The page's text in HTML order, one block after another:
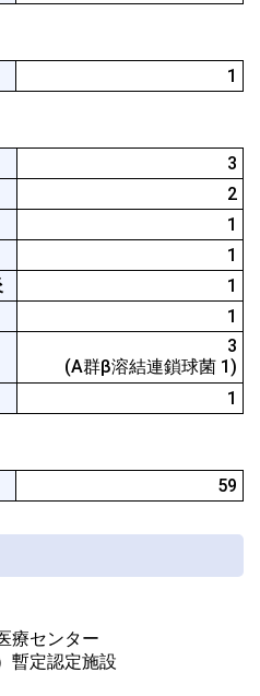
1
3
2
1
1
1
1
3
(A群β溶結連鎖球菌 1)
1
59
療センター
暫定認定施設